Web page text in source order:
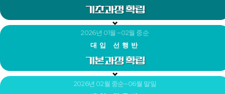
기초과정 확립
2026년 01월 ~02월 중순
대입 선행반
기본과정 확립
2026년 02월 중순~06월 말일